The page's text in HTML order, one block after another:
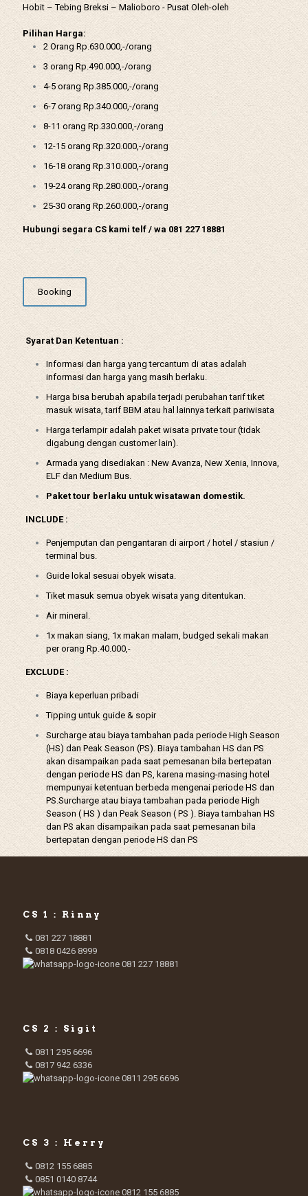
Hobit – Tebing Breksi – Malioboro - Pusat Oleh-oleh
Pilihan Harga:
2 Orang Rp.630.000,-/orang
3 orang Rp.490.000,-/orang
4-5 orang Rp.385.000,-/orang
6-7 orang Rp.340.000,-/orang
8-11 orang Rp.330.000,-/orang
12-15 orang Rp.320.000,-/orang
16-18 orang Rp.310.000,-/orang
19-24 orang Rp.280.000,-/orang
25-30 orang Rp.260.000,-/orang
Hubungi segara CS kami telf / wa 081 227 18881
Booking
Syarat Dan Ketentuan :
Informasi dan harga yang tercantum di atas adalah
informasi dan harga yang masih berlaku.
Harga bisa berubah apabila terjadi perubahan tarif tiket
masuk wisata, tarif BBM atau hal lainnya terkait pariwisata
Harga terlampir adalah paket wisata private tour (tidak
digabung dengan customer lain).
Armada yang disediakan : New Avanza, New Xenia, Innova,
ELF dan Medium Bus.
Paket tour berlaku untuk wisatawan domestik.
INCLUDE :
Penjemputan dan pengantaran di airport / hotel / stasiun /
terminal bus.
Guide lokal sesuai obyek wisata.
Tiket masuk semua obyek wisata yang ditentukan.
Air mineral.
1x makan siang, 1x makan malam, budged sekali makan
per orang Rp.40.000,-
EXCLUDE :
Biaya keperluan pribadi
Tipping untuk guide & sopir
Surcharge atau biaya tambahan pada periode High Season
(HS) dan Peak Season (PS). Biaya tambahan HS dan PS
akan disampaikan pada saat pemesanan bila bertepatan
dengan periode HS dan PS, karena masing-masing hotel
mempunyai ketentuan berbeda mengenai periode HS dan
PS.Surcharge atau biaya tambahan pada periode High
Season ( HS ) dan Peak Season ( PS ). Biaya tambahan HS
dan PS akan disampaikan pada saat pemesanan bila
bertepatan dengan periode HS dan PS
CS 1 : Rinny
081 227 18881
0818 0426 8999
081 227 18881
CS 2 : Sigit
0811 295 6696
0817 942 6336
0811 295 6696
CS 3 : Herry
0812 155 6885
0851 0140 8744
0812 155 6885